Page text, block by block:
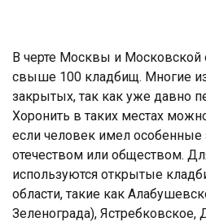
В черте Москвы и Московской
свыше 100 кладбищ. Многие
закрытых, так как уже давно
Хоронить в таких местах
если человек имел особенные
отечеством или обществом.
используются открытые
области, такие как
Зеленограда),